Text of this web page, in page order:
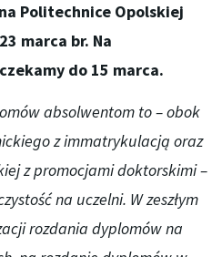
Politechnice Opolskiej
marca br. Na
do 15 marca.
absolwentom to – obok
z immatrykulacją oraz
z promocjami doktorskimi –
na uczelni. W zeszłym
rozdania dyplomów na